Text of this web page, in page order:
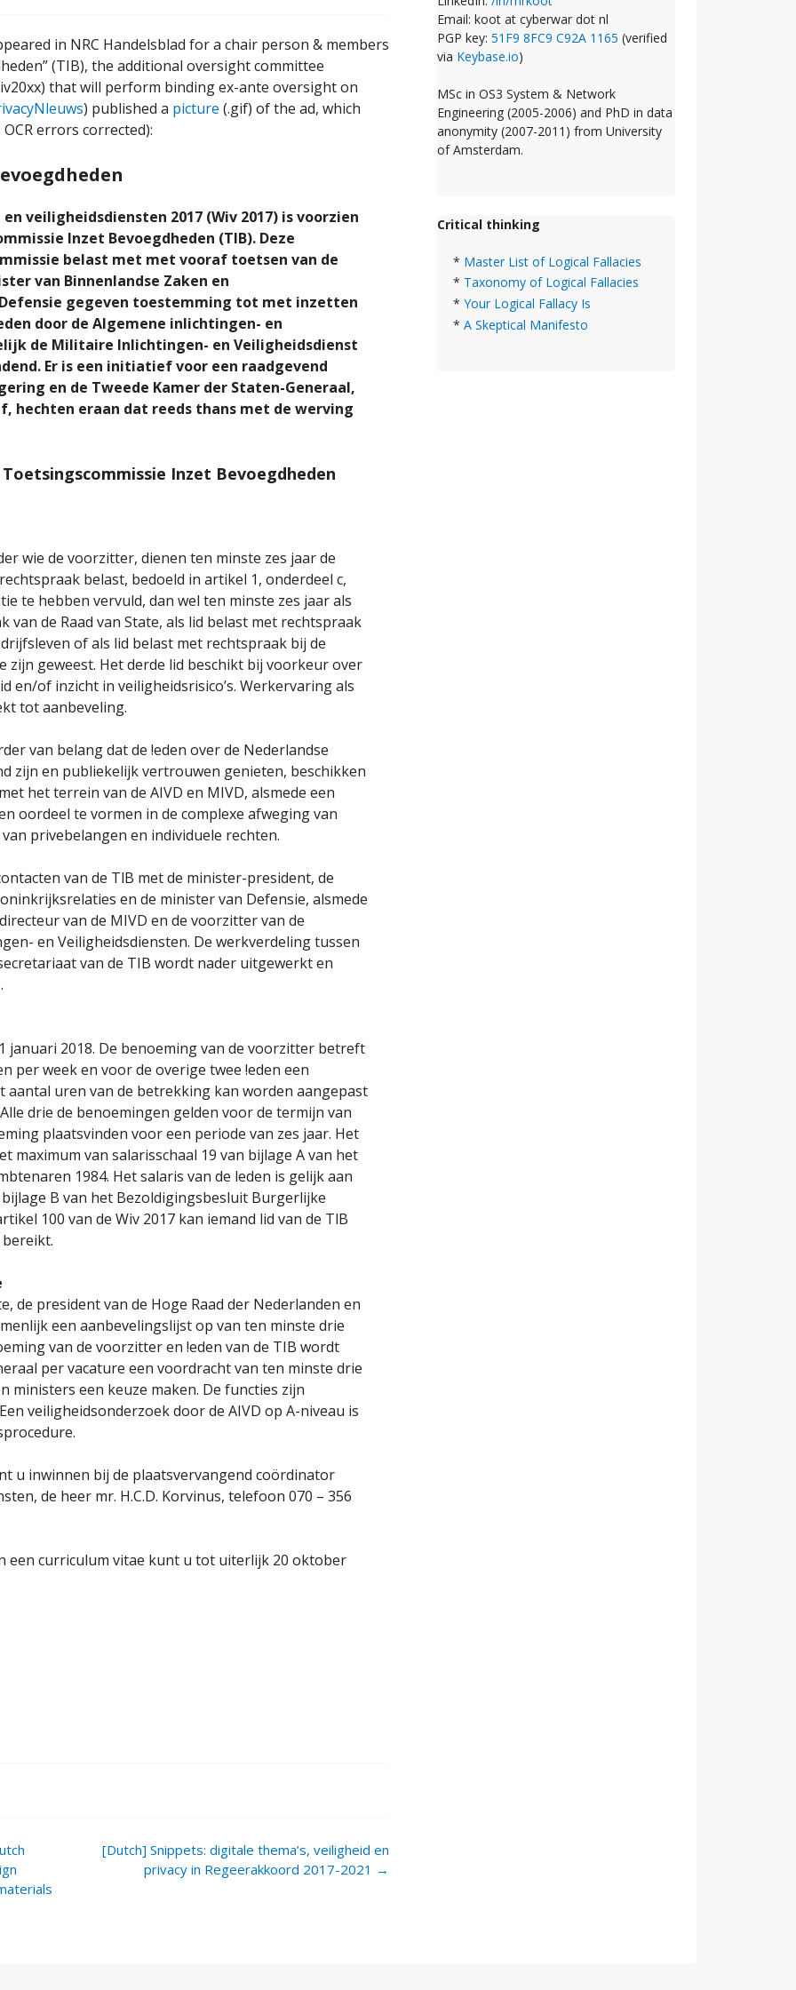
in NRC Handelsblad for a chair person & members
(TIB), the additional oversight committee
that will perform binding ex-ante oversight on
) published a picture (.gif) of the ad, which
errors corrected):
veiligheidsdiensten 2017 (Wiv 2017) is voorzien
Inzet Bevoegdheden (TIB). Deze
belast met met vooraf toetsen van de
van Binnenlandse Zaken en
gegeven toestemming tot met inzetten
door de Algemene inlichtingen- en
de Militaire Inlichtingen- en Veiligheidsdienst
Er is een initiatief voor een raadgevend
en de Tweede Kamer der Staten-Generaal,
hechten eraan dat reeds thans met de werving
Inzet Bevoegdheden
wie de voorzitter, dienen ten minste zes jaar de
belast, bedoeld in artikel 1, onderdeel c,
te hebben vervuld, dan wel ten minste zes jaar als
de Raad van State, als lid belast met rechtspraak
of als lid belast met rechtspraak bij de
zijn geweest. Het derde lid beschikt bij voorkeur over
en/of inzicht in veiligheidsrisico’s. Werkervaring als
tot aanbeveling.
van belang dat de !eden over de Nederlandse
zijn en publiekelijk vertrouwen genieten, beschikken
het terrein van de AIVD en MIVD, alsmede een
oordeel te vormen in de complexe afweging van
privebelangen en individuele rechten.
van de TlB met de minister-president, de
en de minister van Defensie, alsmede
van de MIVD en de voorzitter van de
en Veiligheidsdiensten. De werkverdeling tussen
van de TIB wordt nader uitgewerkt en
januari 2018. De benoeming van de voorzitter betreft
per week en voor de overige twee !eden een
aantal uren van de betrekking kan worden aangepast
drie de benoemingen gelden voor de termijn van
plaatsvinden voor een periode van zes jaar. Het
maximum van salarisschaal 19 van bijlage A van het
1984. Het salaris van de leden is gelijk aan
B van het Bezoldigingsbesluit Burgerlijke
100 van de Wiv 2017 kan iemand lid van de TlB
de president van de Hoge Raad der Nederlanden en
een aanbevelingslijst op van ten minste drie
van de voorzitter en !eden van de TIB wordt
per vacature een voordracht van ten minste drie
ministers een keuze maken. De functies zijn
veiligheidsonderzoek door de AIVD op A-niveau is
u inwinnen bij de plaatsvervangend coördinator
de heer mr. H.C.D. Korvinus, telefoon 070 – 356
een curriculum vitae kunt u tot uiterlijk 20 oktober
[Dutch] Snippets: digitale thema’s, veiligheid en
privacy in Regeerakkoord 2017-2021 →
Email: koot at cyberwar dot nl
PGP key: 51F9 8FC9 C92A 1165 (verified
via Keybase.io)
MSc in OS3 System & Network
Engineering (2005-2006) and PhD in data
anonymity (2007-2011) from University
of Amsterdam.
Critical thinking
* Master List of Logical Fallacies
* Taxonomy of Logical Fallacies
* Your Logical Fallacy Is
* A Skeptical Manifesto